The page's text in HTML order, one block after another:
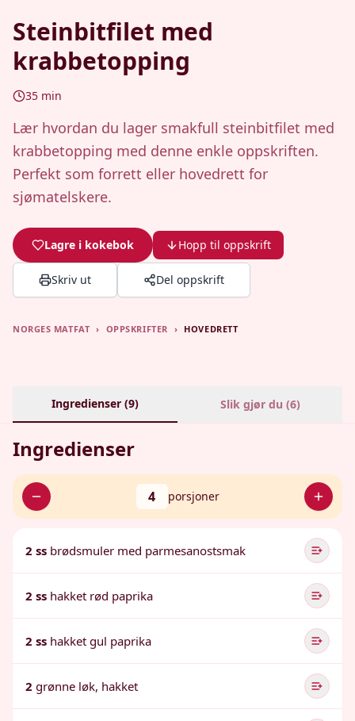
Steinbitfilet med
krabbetopping
35 min
Lær hvordan du lager smakfull steinbitfilet med
krabbetopping med denne enkle oppskriften.
Perfekt som forrett eller hovedrett for
sjømatelskere.
Lagre i kokebok Hopp til oppskrift
Skriv ut Del oppskrift
NORGES MATFAT › OPPSKRIFTER › HOVEDRETT
Ingredienser (9) Slik gjør du (6)
Ingredienser
4 porsjoner
2 ss brødsmuler med parmesanostsmak
2 ss hakket rød paprika
2 ss hakket gul paprika
2 grønne løk, hakket